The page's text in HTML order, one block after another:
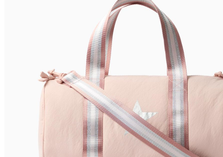
Nome do Produto Z - A